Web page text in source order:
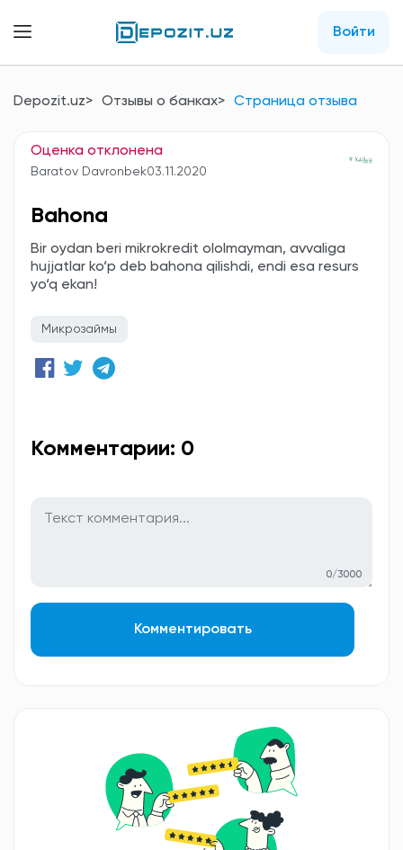
Войти
Depozit.uz Отзывы о банках Страница отзыва
Оценка отклонена
Baratov Davronbek03.11.2020
Bahona
Bir oydan beri mikrokredit ololmayman, avvaliga
hujjatlar ko‘p deb bahona qilishdi, endi esa resurs
yo‘q ekan!
Микрозаймы
Комментарии: 0
0/3000
Комментировать